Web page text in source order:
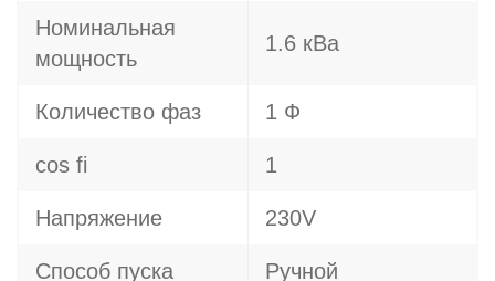
Номинальная
мощность
1.6 кВа
Количество фаз 1 Ф
cos fi 1
Напряжение 230V
Способ пуска Ручной